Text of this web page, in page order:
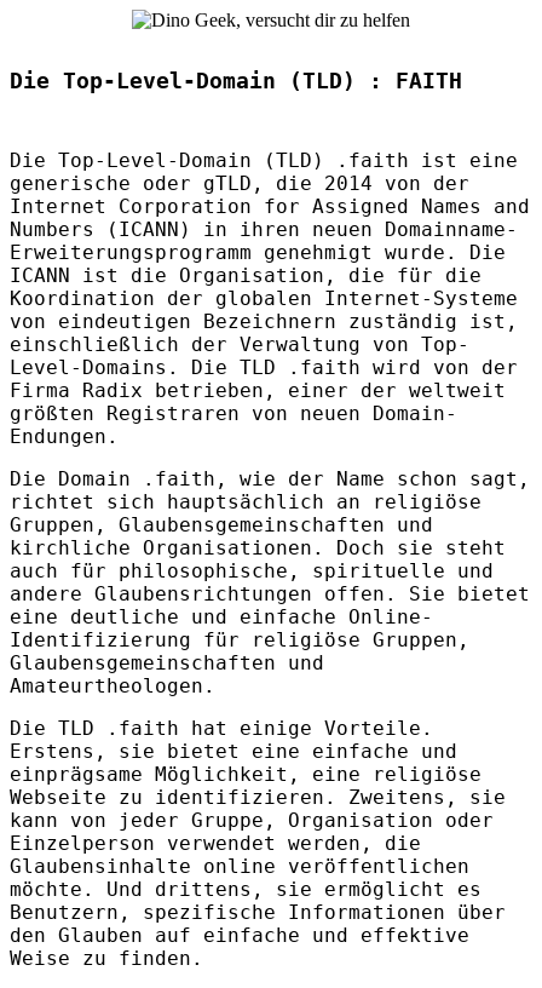
Die Top-Level-Domain (TLD) : FAITH
Die Top-Level-Domain (TLD ) .faith ist eine
generische oder gTLD, die 2014 von der
Internet Corporation for Assigned Names and
Numbers ( ICANN ) in ihren neuen Domainname-
Erweiterungsprogramm genehmigt wurde. Die
ICANN ist die Organisation, die für die
Koordination der globalen Internet-Systeme
von eindeutigen Bezeichnern zuständig ist,
einschließlich der Verwaltung von Top-
Level-Domains. Die TLD .faith wird von der
Firma Radix betrieben, einer der weltweit
größten Registraren von neuen Domain-
Endungen.
Die Domain .faith, wie der Name schon sagt,
richtet sich hauptsächlich an religiöse
Gruppen, Glaubensgemeinschaften und
kirchliche Organisationen. Doch sie steht
auch für philosophische, spirituelle und
andere Glaubensrichtungen offen. Sie bietet
eine deutliche und einfache Online-
Identifizierung für religiöse Gruppen,
Glaubensgemeinschaften und
Amateurtheologen.
Die TLD .faith hat einige Vorteile.
Erstens, sie bietet eine einfache und
einprägsame Möglichkeit, eine religiöse
Webseite zu identifizieren. Zweitens, sie
kann von jeder Gruppe, Organisation oder
Einzelperson verwendet werden, die
Glaubensinhalte online veröffentlichen
möchte. Und drittens, sie ermöglicht es
Benutzern, spezifische Informationen über
den Glauben auf einfache und effektive
Weise zu finden.